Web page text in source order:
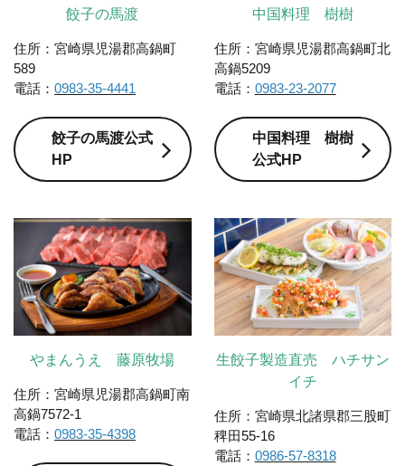
餃子の馬渡
住所：宮崎県児湯郡高鍋町
589
電話： 0983-35-4441
餃子の馬渡公式
HP
中国料理 樹樹
住所：宮崎県児湯郡高鍋町北
高鍋5209
電話： 0983-23-2077
中国料理 樹樹
公式HP
やまんうえ 藤原牧場
住所：宮崎県児湯郡高鍋町南
高鍋7572-1
電話： 0983-35-4398
生餃子製造直売 ハチサン
イチ
住所：宮崎県北諸県郡三股町
稗田55-16
電話： 0986-57-8318